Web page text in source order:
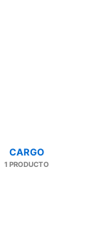
CARGO
1 PRODUCTO